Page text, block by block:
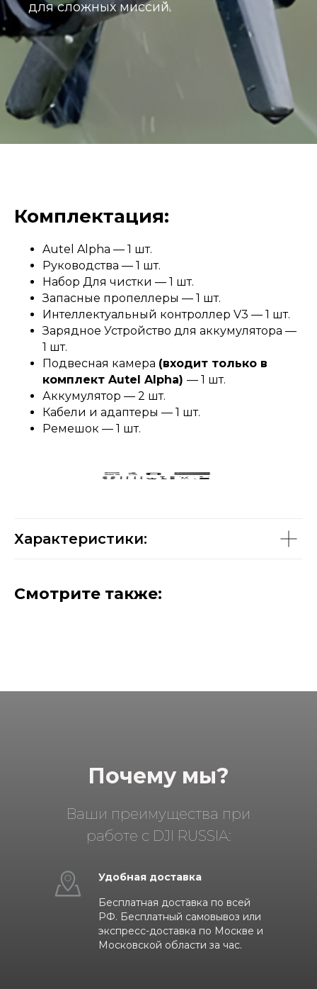
для сложных миссий.
Комплектация:
Autel Alpha — 1 шт.
Руководства — 1 шт.
Набор Для чистки — 1 шт.
Запасные пропеллеры — 1 шт.
Интеллектуальный контроллер V3 — 1 шт.
Зарядное Устройство для аккумулятора —
1 шт.
Подвесная камера (входит только в
комплект Autel Alpha) — 1 шт.
Аккумулятор — 2 шт.
Кабели и адаптеры — 1 шт.
Ремешок — 1 шт.
Характеристики:
Смотрите также:
Почему мы?
Ваши преимущества при
работе с DJI RUSSIA:
Удобная доставка
Бесплатная доставка по всей
РФ. Бесплатный самовывоз или
экспресс-доставка по Москве и
Московской области за час.